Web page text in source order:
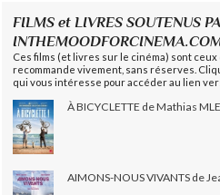
FILMS et LIVRES SOUTENUS
Ces films (et livres sur le cinéma) sont
recommande vivement, sans réserves.
qui vous intéresse pour accéder au lien
À BICYCLETTE de Mathias
AIMONS-NOUS VIVANTS de